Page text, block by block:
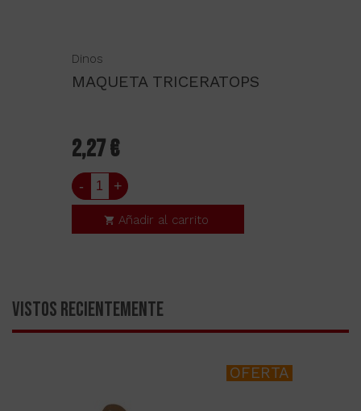
Dinos
MAQUETA TRICERATOPS
2,27 €
- +
Añadir al carrito
VISTOS RECIENTEMENTE
OFERTA